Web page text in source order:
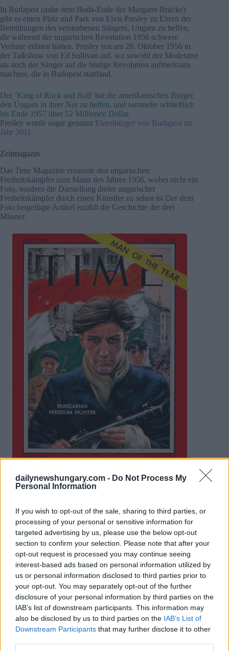
dailynewshungary.com - Do Not Process My
Personal Information
If you wish to opt-out of the sale, sharing to third parties, or
processing of your personal or sensitive information for
targeted advertising by us, please use the below opt-out
section to confirm your selection. Please note that after your
opt-out request is processed you may continue seeing
interest-based ads based on personal information utilized by
us or personal information disclosed to third parties prior to
your opt-out. You may separately opt-out of the further
disclosure of your personal information by third parties on the
IAB’s list of downstream participants. This information may
also be disclosed by us to third parties on the IAB’s List of
Downstream Participants that may further disclose it to other
In Budapest (nahe dem Buda-Ende der Margaret-Brücke)
gibt es einen Platz und Park von Elvis Presley zu Ehren der
Bemühungen des verstorbenen Sängers, Ungarn zu helfen,
die während der ungarischen Revolution 1956 schwere
Verluste erlitten hatten. Presley trat am 28. Oktober 1956 in
der Talkshow von Ed Sullivan auf, wo sowohl der Moderator
als auch der Sänger auf die blutige Revolution aufmerksam
machten, die in Budapest stattfand.
Der ‘King of Rock and Roll’ bat die amerikanischen Bürger,
den Ungarn in ihrer Not zu helfen, und sammelte schließlich
bis Ende 1957 über 52 Millionen Dollar.
Presley wurde sogar genannt Ehrenbürger von Budapest im
Jahr 2011 .
Zeitmagazin
Das Time Magazine ernannte den ungarischen
Freiheitskämpfer zum Mann des Jahres 1956, wobei nicht ein
Foto, sondern die Darstellung dreier ungarischer
Freiheitskämpfer durch einen Künstler zu sehen ist Der dem
Foto beigefügte Artikel erzählt die Geschichte der drei
Männer.
Camus & Sartre
einem Aufsatz mit dem Titel „Das Blut der Ungarn. Jean-
Paul Sartre äußerte in dem Artikel seine Enttäuschung und
Empörung über die sowjetischen Maßnahmen Le Fantôme de
Weltweite Sportveranstaltungen
Um ihre Unterstützung für die ungarische Revolution und
ihre Bestürzung über die sowjetische Seite zu zeigen,
Spanien, die Niederlande und die Schweiz boykottierten alle
die Olympischen Spiele 1956 in Melbourne.
Ein Jahr später lehnte Norwegen die Einladung zur Bandy-
Mannschaft ab.